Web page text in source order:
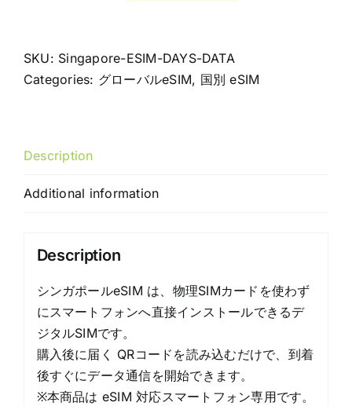
ポ
ー
ー
専
ラ
ン
quantity
SKU: Singapore-ESIM-DAYS-DATA
Categories: グローバルeSIM, 国別 eSIM
Description
Additional information
Description
シンガポールeSIM は、物理SIMカードを使わず
にスマートフォンへ直接インストールできるデ
ジタルSIMです。
購入後に届く QRコードを読み込むだけで、到着
後すぐにデータ通信を開始できます。
※本商品は eSIM 対応スマートフォン専用です。